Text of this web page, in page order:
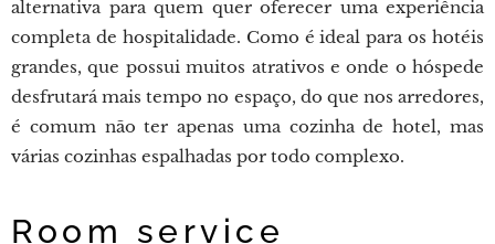
alternativa para quem quer oferecer uma experiência
completa de hospitalidade. Como é ideal para os hotéis
grandes, que possui muitos atrativos e onde o hóspede
desfrutará mais tempo no espaço, do que nos arredores,
é comum não ter apenas uma cozinha de hotel, mas
várias cozinhas espalhadas por todo complexo.
Room service